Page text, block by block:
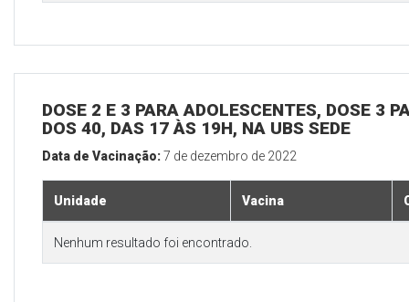
DOSE 2 E 3 PARA ADOLESCENTES, DOSE 3
DOS 40, DAS 17 ÀS 19H, NA UBS SEDE
Data de Vacinação:7 de dezembro de 2022
Unidade Vacina
Nenhum resultado foi encontrado.